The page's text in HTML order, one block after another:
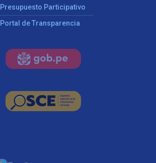
Presupuesto Participativo
Portal de Transparencia